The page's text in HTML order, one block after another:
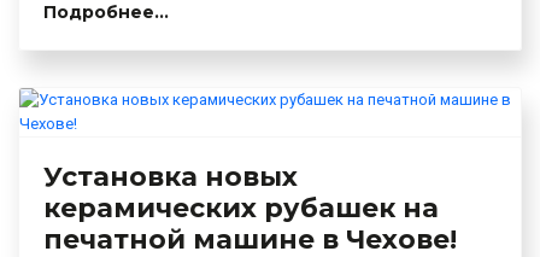
Подробнее...
Установка новых
керамических рубашек на
печатной машине в Чехове!